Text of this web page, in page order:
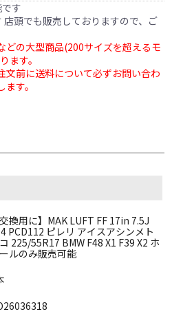
す
頭でも販売しておりますので、ご
の大型商品(200サイズを超えるモ
ます。
文前に送料について必ずお問い合わ
す。
交換用に】MAK LUFT FF 17in 7.5J
PCD112 ピレリ アイスアシンメト
225/55R17 BMW F48 X1 F39 X2 ホ
ルのみ販売可能